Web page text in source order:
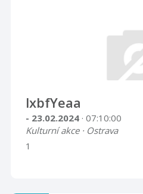
lxbfYeaa
- 23.02.2024 · 07:10:00
Kulturní akce · Ostrava
1